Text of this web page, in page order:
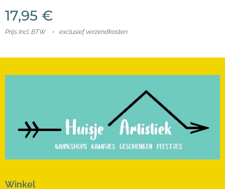
17,95 €
Prijs Incl. BTW exclusief verzendkosten
Winkel